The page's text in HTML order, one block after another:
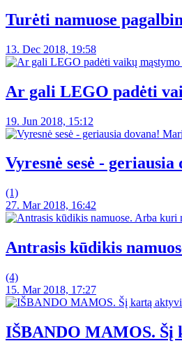
Turėti namuose
13. Dec 2018, 19:58
Ar gali LEGO padėti
19. Jun 2018, 15:12
Vyresnė sesė -
(1)
27. Mar 2018, 16:42
Antrasis kūdikis
(4)
15. Mar 2018, 17:27
IŠBANDO MAMOS.